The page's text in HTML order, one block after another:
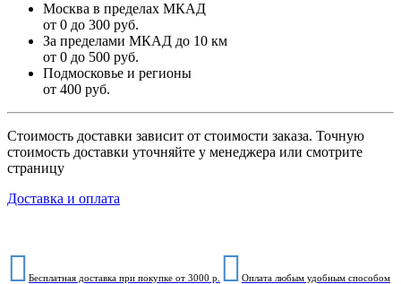
Москва в пределах МКАД
от 0 до 300 руб.
За пределами МКАД до 10 км
от 0 до 500 руб.
Подмосковье и регионы
от 400 руб.
Стоимость доставки зависит от стоимости заказа. Точную
стоимость доставки уточняйте у менеджера или смотрите
страницу
Доставка и оплата
Бесплатная доставка при покупке от 3000 р. Оплата любым удобным способом